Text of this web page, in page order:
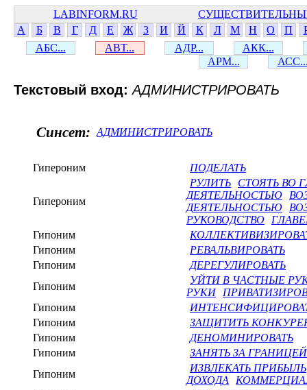
LABINFORM.RU
А
Б В Г Д Е Ж З И Й К Л М Н О П
АБС...
АВТ... АДР...
АКК...
АРМ...
Текстовый вход:АДМИНИСТРИРОВАТЬ
Синсет: АДМИНИСТРИРОВАТЬ
Гипероним ПОДЕЛАТЬ
Гипероним
РУЛИТЬ
СТОЯТЬ ВО
ДЕЯТЕЛЬНОСТЬЮ
ДЕЯТЕЛЬНОСТЬЮ
РУКОВОДСТВО
Гипоним
Гипоним
РЕВАЛЬВИРОВАТЬ
Гипоним
ДЕРЕГУЛИРОВАТЬ
Гипоним
УЙТИ В ЧАСТНЫЕ
РУКИ
Гипоним
Гипоним
ЗАЩИТИТЬ
Гипоним
ДЕНОМИНИРОВАТЬ
Гипоним
ЗАНЯТЬ ЗА ГРАНИЦЕЙ
Гипоним
ИЗВЛЕКАТЬ ПРИБЫЛЬ
ДОХОДА